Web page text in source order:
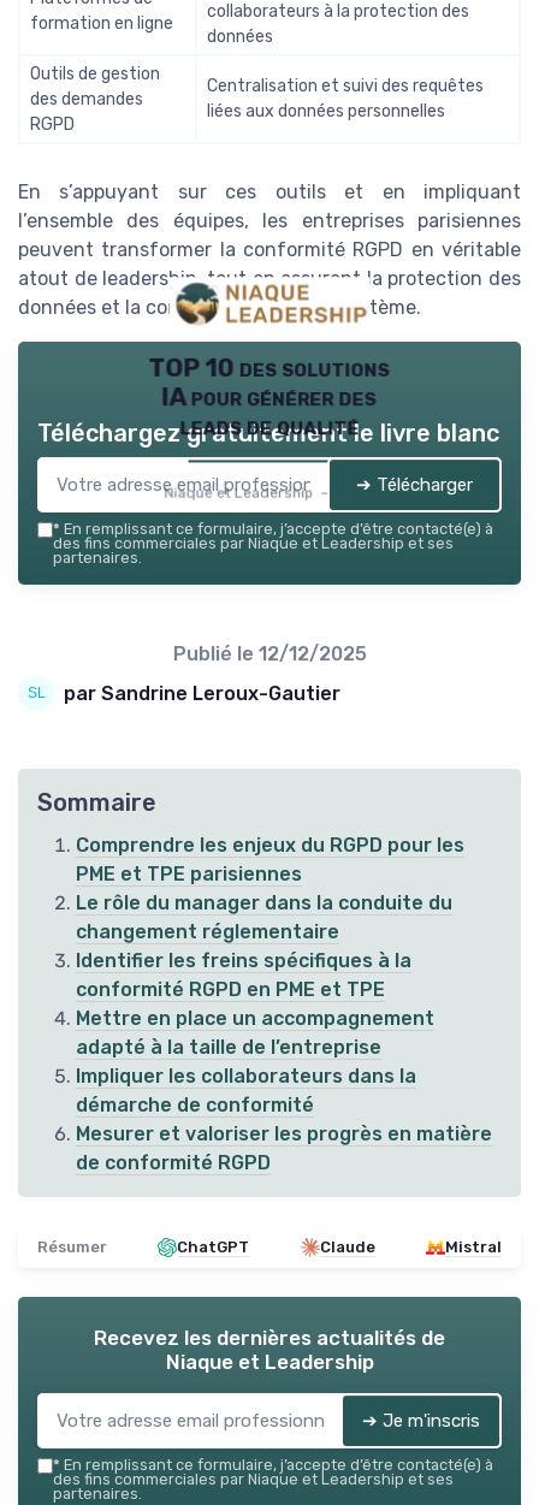
formation en ligne
collaborateurs à la protection des
données
Outils de gestion
des demandes
RGPD
Centralisation et suivi des requêtes
liées aux données personnelles
En s’appuyant sur ces outils et en impliquant
l’ensemble des équipes, les entreprises parisiennes
peuvent transformer la conformité RGPD en véritable
atout de leadership, tout en assurant la protection des
données et la confiance de leur écosystème.
TOP 10 des solutions
IA pour générer des
leads de qualité
Niaque et Leadership — 2026
Téléchargez gratuitement le livre blanc
➔ Télécharger
* En remplissant ce formulaire, j’accepte d’être contacté(e) à
des fins commerciales par Niaque et Leadership et ses
partenaires.
Publié le 12/12/2025
par Sandrine Leroux-Gautier
Sommaire
Comprendre les enjeux du RGPD pour les
PME et TPE parisiennes
Le rôle du manager dans la conduite du
changement réglementaire
Identifier les freins spécifiques à la
conformité RGPD en PME et TPE
Mettre en place un accompagnement
adapté à la taille de l’entreprise
Impliquer les collaborateurs dans la
démarche de conformité
Mesurer et valoriser les progrès en matière
de conformité RGPD
Résumer ChatGPT Claude Mistral
Recevez les dernières actualités de
Niaque et Leadership
➔ Je m'inscris
* En remplissant ce formulaire, j’accepte d’être contacté(e) à
des fins commerciales par Niaque et Leadership et ses
partenaires.